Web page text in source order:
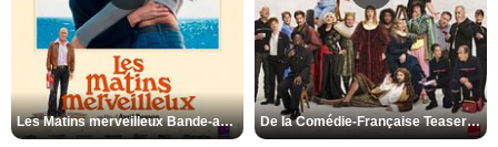
Les Matins merveilleux Bande-annonce VF De la Comédie-Française Teaser VF